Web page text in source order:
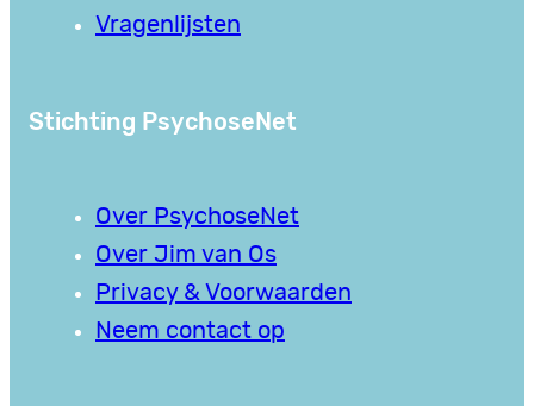
Vragenlijsten
Stichting PsychoseNet
Over PsychoseNet
Over Jim van Os
Privacy & Voorwaarden
Neem contact op